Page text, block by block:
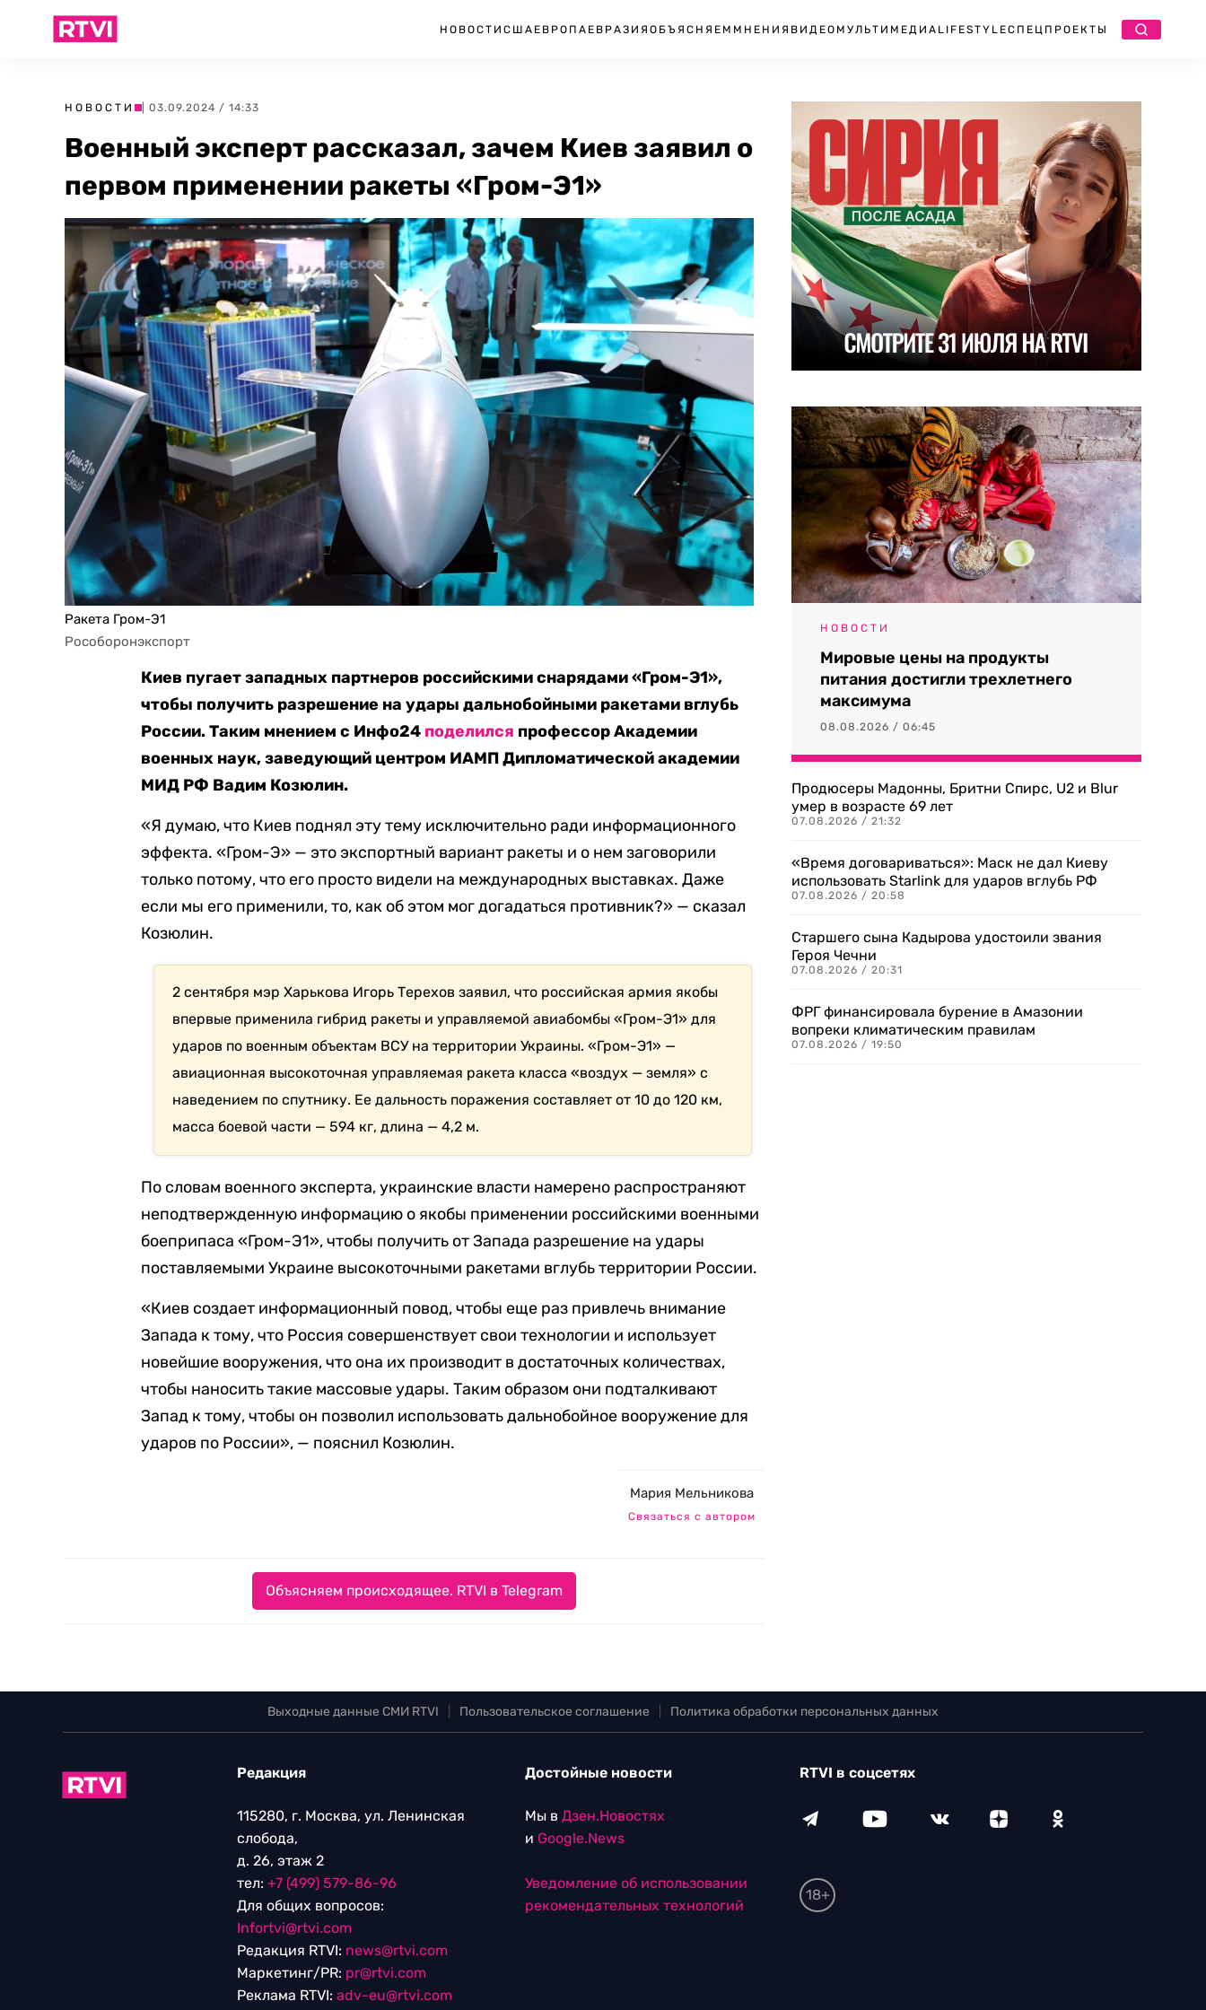
НОВОСТИ США ЕВРОПА ЕВРАЗИЯ ОБЪЯСНЯЕМ МНЕНИЯ ВИДЕО МУЛЬТИМЕДИА LIFESTYLEСПЕЦПРОЕКТЫ
НОВОСТИ | 03.09.2024 / 14:33
Военный эксперт рассказал, зачем Киев заявил о
первом применении ракеты «Гром-Э1»
Ракета Гром-Э1
Рособоронэкспорт
Киев пугает западных партнеров российскими снарядами «Гром-Э1»,
чтобы получить разрешение на удары дальнобойными ракетами вглубь
России. Таким мнением с Инфо24 поделился профессор Академии
военных наук, заведующий центром ИАМП Дипломатической академии
МИД РФ Вадим Козюлин.
«Я думаю, что Киев поднял эту тему исключительно ради информационного
эффекта. «Гром-Э» — это экспортный вариант ракеты и о нем заговорили
только потому, что его просто видели на международных выставках. Даже
если мы его применили, то, как об этом мог догадаться противник?» — сказал
Козюлин.
2 сентября мэр Харькова Игорь Терехов заявил, что российская армия якобы
впервые применила гибрид ракеты и управляемой авиабомбы «Гром-Э1» для
ударов по военным объектам ВСУ на территории Украины. «Гром-Э1» —
авиационная высокоточная управляемая ракета класса «воздух — земля» с
наведением по спутнику. Ее дальность поражения составляет от 10 до 120 км,
масса боевой части — 594 кг, длина — 4,2 м.
По словам военного эксперта, украинские власти намерено распространяют
неподтвержденную информацию о якобы применении российскими военными
боеприпаса «Гром-Э1», чтобы получить от Запада разрешение на удары
поставляемыми Украине высокоточными ракетами вглубь территории России.
«Киев создает информационный повод, чтобы еще раз привлечь внимание
Запада к тому, что Россия совершенствует свои технологии и использует
новейшие вооружения, что она их производит в достаточных количествах,
чтобы наносить такие массовые удары. Таким образом они подталкивают
Запад к тому, чтобы он позволил использовать дальнобойное вооружение для
ударов по России», — пояснил Козюлин.
Мария Мельникова
Связаться с автором
Объясняем происходящее. RTVI в Telegram
НОВОСТИ
Мировые цены на продукты
питания достигли трехлетнего
максимума
08.08.2026 / 06:45
Продюсеры Мадонны, Бритни Спирс, U2 и Blur
умер в возрасте 69 лет
07.08.2026 / 21:32
«Время договариваться»: Маск не дал Киеву
использовать Starlink для ударов вглубь РФ
07.08.2026 / 20:58
Старшего сына Кадырова удостоили звания
Героя Чечни
07.08.2026 / 20:31
ФРГ финансировала бурение в Амазонии
вопреки климатическим правилам
07.08.2026 / 19:50
Выходные данные СМИ RTVI Пользовательское соглашение Политика обработки персональных данных
Редакция
115280, г. Москва, ул. Ленинская
слобода,
д. 26, этаж 2
тел: +7 (499) 579-86-96
Для общих вопросов:
Infortvi@rtvi.com
Редакция RTVI: news@rtvi.com
Маркетинг/PR: pr@rtvi.com
Реклама RTVI: adv-eu@rtvi.com
Достойные новости
Мы в Дзен.Новостях
и Google.News
Уведомление об использовании
рекомендательных технологий
RTVI в соцсетях
18+